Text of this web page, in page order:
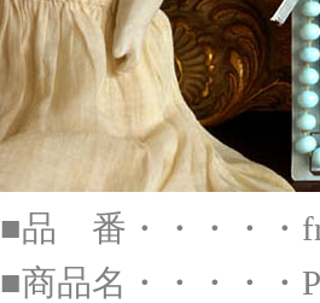
■品 番・・・・・
■商品名・・・・・